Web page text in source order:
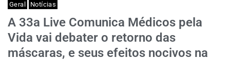
Geral Notícias
A 33a Live Comunica Médicos pela
Vida vai debater o retorno das
máscaras, e seus efeitos nocivos na